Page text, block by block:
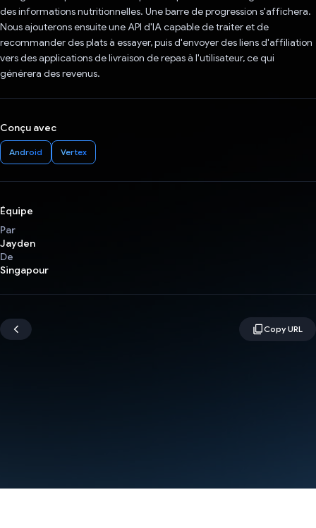
des informations nutritionnelles. Une barre de progression s'affichera.
Nous ajouterons ensuite une API d'IA capable de traiter et de
recommander des plats à essayer, puis d'envoyer des liens d'affiliation
vers des applications de livraison de repas à l'utilisateur, ce qui
générera des revenus.
Conçu avec
Android Vertex
Équipe
Par
Jayden
De
Singapour